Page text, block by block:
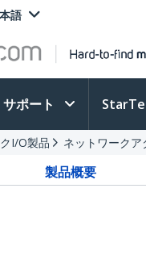
語
サポート
I/O製品 ネットワークア
製品概要